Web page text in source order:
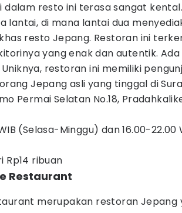
dalam resto ini terasa sangat kental.
lantai, di mana lantai dua
resto Jepang. Restoran ini
yang enak dan autentik.
restoran ini memiliki
Jepang asli yang tinggal di
Permai Selatan No.18,
(Selasa-Minggu) dan 16.00-22.00
Rp14 ribuan
Restaurant
merupakan restoran Jepang